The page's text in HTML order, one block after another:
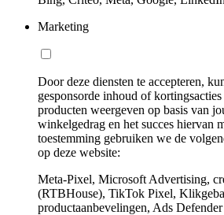
Marketing
Door deze diensten te accepteren,
gesponsorde inhoud of
producten weergeven op basis van
winkelgedrag en het succes hiervan
toestemming gebruiken we de
op deze website:
Meta-Pixel, Microsoft Advertising,
(RTBHouse), TikTok Pixel,
productaanbevelingen, Ads Defender